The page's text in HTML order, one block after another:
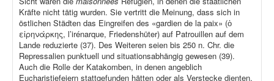
Kräfte nicht tätig wurden. Sie vertritt die Meinung, dass sich in
östlichen Städten das Eingreifen des «gardien de la paix» (ὁ
εἰρηνάρκης, l’irénarque, Friedenshüter) auf Patrouillen auf dem
Lande reduzierte (37). Des Weiteren seien bis 250 n. Chr. die
Repressalien punktuell und situationsabhängig gewesen (39).
Auch die Rolle der Katakomben, in denen angeblich
Eucharistiefeiern stattgefunden hätten oder als Verstecke dienten,